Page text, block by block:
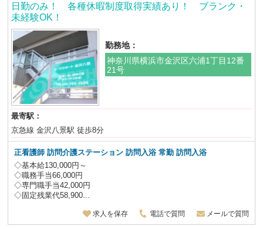
日勤のみ！ 各種休暇制度取得実績あり！ ブランク・
未経験OK！
勤務地：
神奈川県横浜市金沢区六浦1丁目12番
21号
最寄駅：
京急線 金沢八景駅 徒歩8分
正看護師 訪問介護ステーション 訪問入浴常勤 訪問入浴
◇基本給130,000円～
◇職務手当66,000円
◇専門職手当42,000円
◇固定残業代58,900...
求人を保存 電話で質問 メールで質問